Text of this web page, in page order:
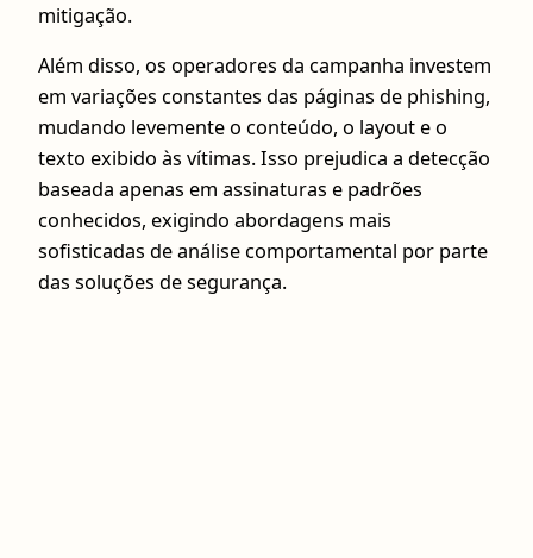
mitigação.
Além disso, os operadores da campanha investem
em variações constantes das páginas de phishing,
mudando levemente o conteúdo, o layout e o
texto exibido às vítimas. Isso prejudica a detecção
baseada apenas em assinaturas e padrões
conhecidos, exigindo abordagens mais
sofisticadas de análise comportamental por parte
das soluções de segurança.